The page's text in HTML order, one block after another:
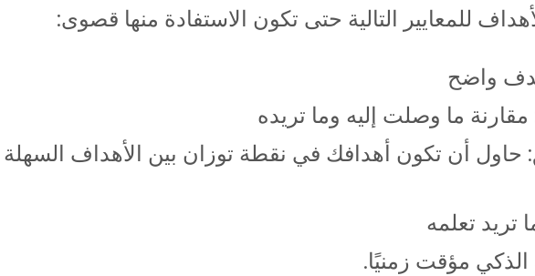
للمعايير التالية حتى تكون الاستفادة منها قصوى:
واضح
مقارنة ما وصلت إليه وما تريده
حاول أن تكون أهدافك في نقطة توزان بين الأهداف السهلة
تريد تعلمه
الذكي مؤقت زمنيًا.